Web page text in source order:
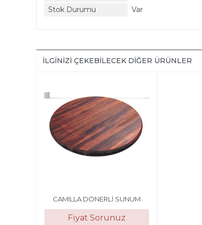
Stok Durumu
Var
İLGINIZI ÇEKEBILECEK DIĞER ÜRÜNLER
CAMILLA DÖNERLİ SUNUM
Fiyat Sorunuz